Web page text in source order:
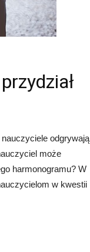
odgrywają
może
harmonogramu? W
w kwestii